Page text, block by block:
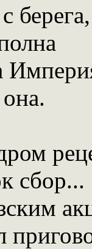
берега,
сбор...